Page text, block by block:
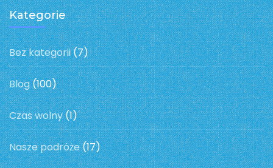
Kategorie
Bez kategorii(7)
Blog(100)
Czas wolny(1)
Nasze podróże(17)